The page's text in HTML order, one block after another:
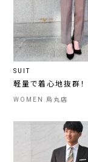
SUIT
軽量で着心地抜群！
WOMEN 烏丸店